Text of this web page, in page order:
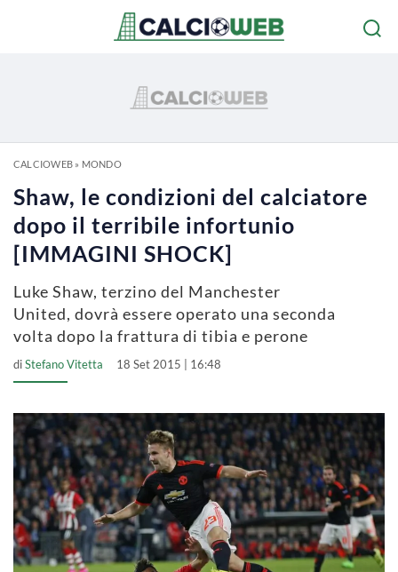
CALCIOWEB» MONDO
Shaw, le condizioni del calciatore
dopo il terribile infortunio
[IMMAGINI SHOCK]
Luke Shaw, terzino del Manchester
United, dovrà essere operato una seconda
volta dopo la frattura di tibia e perone
diStefano Vitetta 18 Set 2015 | 16:48